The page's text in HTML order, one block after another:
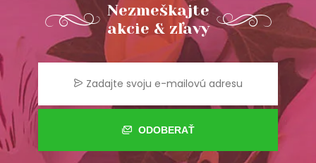
Nezmeškajte
akcie & zľavy
ODOBERAŤ